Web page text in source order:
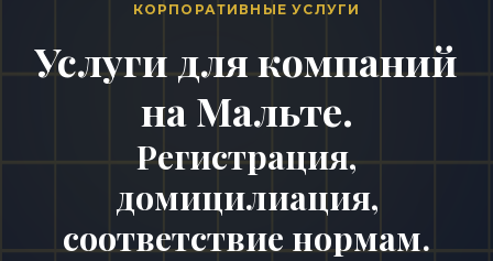
КОРПОРАТИВНЫЕ УСЛУГИ
Услуги для компаний
на Мальте.
Регистрация,
домицилиация,
соответствие нормам.